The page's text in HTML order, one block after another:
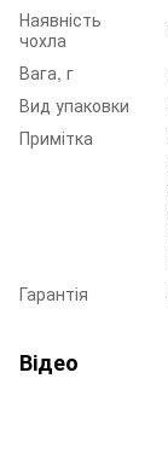
Наявність
чохла
Вага, г
Вид упаковки
Примітка
Гарантія
Відео